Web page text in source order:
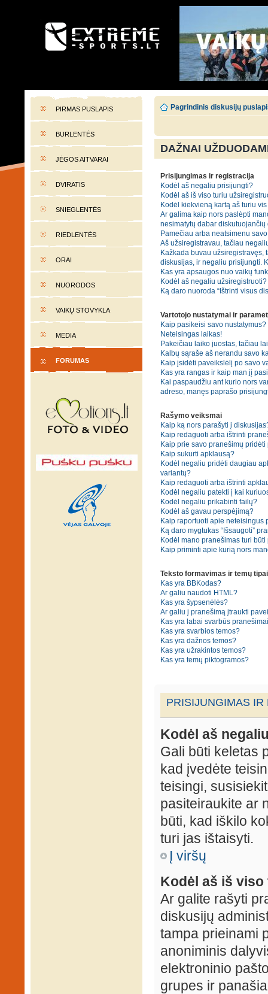
EXTREME-SPORTS.LT
PIRMAS PUSLAPIS
BURLENTĖS
JĖGOS AITVARAI
DVIRATIS
SNIEGLENTĖS
RIEDLENTĖS
ORAI
NUORODOS
VAIKŲ STOVYKLA
MEDIA
FORUMAS
Pagrindinis diskusijų
DAŽNAI
Prisijungimas ir registracija
Kodėl aš negaliu prisijungti?
Kodėl aš iš viso turiu
Kodėl kiekvieną kartą aš turiu
Ar galima kaip nors paslėpti
nesimatytų dabar
Pamečiau arba neatsimenu
Aš užsiregistravau, tačiau
Kažkada buvau užsiregistravęs,
diskusijas, ir negaliu prisijungti.
Kas yra apsaugos nuo vaikų
Kodėl aš negaliu užsiregistruoti?
Ką daro nuoroda “Ištrinti visus
Vartotojo nustatymai ir
Kaip pasikeisi savo nustatymus?
Neteisingas laikas!
Pakeičiau laiko juostas, tačiau
Kalbų sąraše aš nerandu savo
Kaip įsidėti paveikslėlį po savo
Kas yra rangas ir kaip man jį
Kai paspaudžiu ant kurio nors
adreso, manęs paprašo
Rašymo veiksmai
Kaip ką nors parašyti į
Kaip redaguoti arba ištrinti
Kaip prie savo pranešimų pridėti
Kaip sukurti apklausą?
Kodėl negaliu pridėti daugiau
variantų?
Kaip redaguoti arba ištrinti
Kodėl negaliu patekti į kai
Kodėl negaliu prikabinti failų?
Kodėl aš gavau perspėjimą?
Kaip raportuoti apie neteisingus
Ką daro mygtukas “Išsaugoti”
Kodėl mano pranešimas turi būti
Kaip priminti apie kurią nors
Teksto formavimas ir temų tipai
Kas yra BBKodas?
Ar galiu naudoti HTML?
Kas yra šypsenėlės?
Ar galiu į pranešimą įtraukti
Kas yra labai svarbūs
Kas yra svarbios temos?
Kas yra dažnos temos?
Kas yra užrakintos temos?
Kas yra temų piktogramos?
PRISIJUNGIMAS IR
Kodėl aš
Gali būti keletas
kad įvedėte
teisingi,
pasiteiraukite ar
būti, kad iškilo
turi jas ištaisyti.
Į viršų
Kodėl aš iš
Ar galite rašyti
diskusijų
tampa prieinami
anoniminis
elektroninio
grupes ir